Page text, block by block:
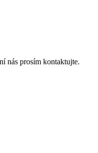
nás prosím kontaktujte.